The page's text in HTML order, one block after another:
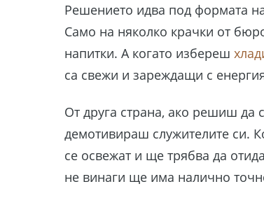
Решението идва под формата
Само на няколко крачки от
напитки. А когато избереш
са свежи и зареждащи с
От друга страна, ако решиш да
демотивираш служителите си.
се освежат и ще трябва да
не винаги ще има налично